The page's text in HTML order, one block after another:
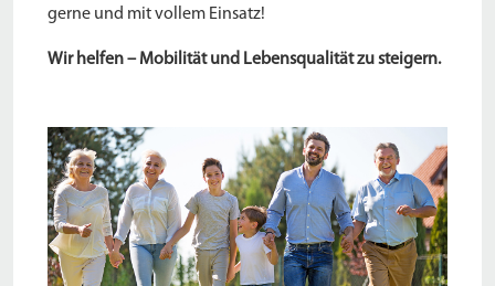
gerne und mit vollem Einsatz!
Wir helfen – Mobilität und Lebensqualität zu steigern.